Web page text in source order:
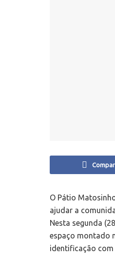
O Pátio
ajudar a
Nesta segunda
espaço montado
identificação com